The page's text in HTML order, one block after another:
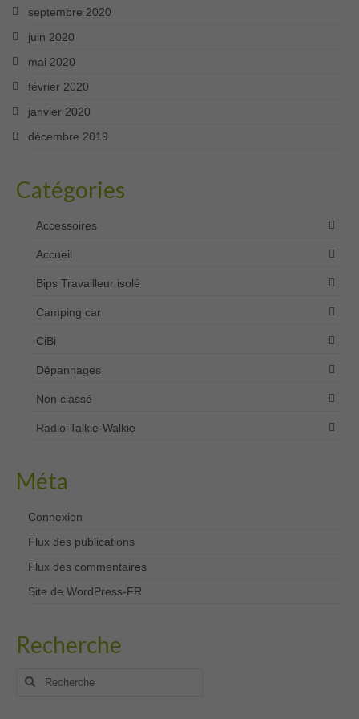
septembre 2020
juin 2020
mai 2020
février 2020
janvier 2020
décembre 2019
Catégories
Accessoires
Accueil
Bips Travailleur isolé
Camping car
CiBi
Dépannages
Non classé
Radio-Talkie-Walkie
Méta
Connexion
Flux des publications
Flux des commentaires
Site de WordPress-FR
Recherche
Rechercher